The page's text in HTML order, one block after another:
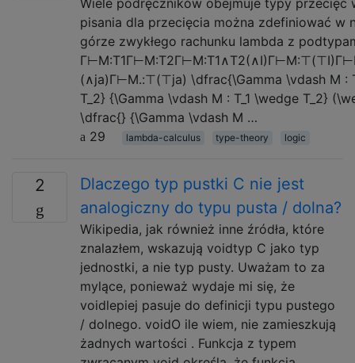
pisania dla przecięcia można zdefiniować w
górze zwykłego rachunku lambda z
(∧ja)Γ⊢M.:⊤(⊤ja) \dfrac{\Gamma \vdash M :
T_2} {\Gamma \vdash M : T_1 \wedge T_2}
\dfrac{} {\Gamma \vdash M …
29
lambda-calculus type-theory logic
2
Dlaczego typ pustki C nie jest
analogiczny do typu pusta / dolna?
Wikipedia, jak również inne źródła, które
znalazłem, wskazują voidtyp C jako typ
jednostki, a nie typ pusty. Uważam to za
mylące, ponieważ wydaje mi się, że
voidlepiej pasuje do definicji typu pustego
/ dolnego. voidO ile wiem, nie zamieszkują
żadnych wartości . Funkcja z typem